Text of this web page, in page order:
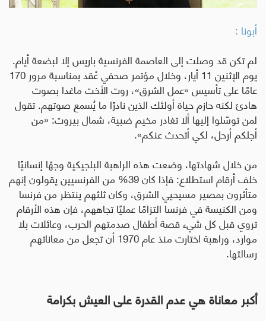
أبونا :
لم تكن قد وصلت إلى العاصمة الفرنسية باريس إلا لبضعة أيام.
يوم الإثنين 11 أيار، وخلال مؤتمر صحفي عُقد بمناسبة مرور 170
عامًا على تأسيس «عمل الشرق»، روت الأخت ماغدا بصوت
هادئ لكنه حازم حياة أولئك الذين نادرًا ما يُسمع صوتهم. تقول
لمن توسّلوا إليها ألا تغادر مخيم ضبية، شمال بيروت: «من
أجلكم أرحل، لكي أتحدث عنكم».
من خلال شهادتها، وضعت هذه الراهبة البلجيكية وجهًا إنسانيًا
خلف أرقام استطلاع: فإذا كان 39% من الفرنسيين يقولون إنهم
متأثرون بمصير مسيحيي الشرق، وكان ثلثهم ينتظر من فرنسا
ومن الكنيسة في فرنسا التزامًا عمليًا تجاههم، فإن هذه الأرقام
تروي قبل كل شيء قصة أطفال صدمتهم الحرب، وعائلات بلا
موارد، وراهبة اختارت منذ عام 1970 أن تجعل من معاناتهم
رسالتها.
أكبر معاناة هي عدم القدرة على العيش بكرامة